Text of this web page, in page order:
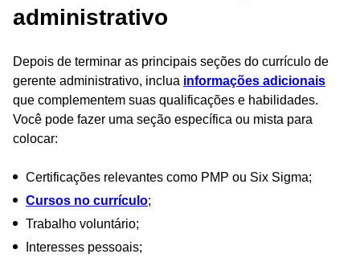
administrativo
Depois de terminar as principais seções do currículo de
gerente administrativo, inclua informações adicionais
que complementem suas qualificações e habilidades.
Você pode fazer uma seção específica ou mista para
colocar:
Certificações relevantes como PMP ou Six Sigma;
Cursos no currículo;
Trabalho voluntário;
Interesses pessoais;